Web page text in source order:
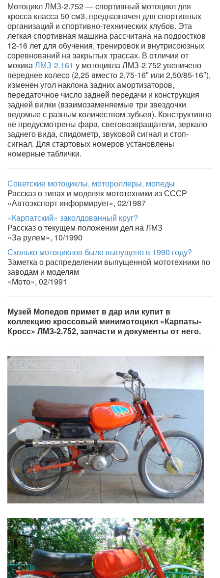
Мотоцикл ЛМЗ-2.752 — спортивный мотоцикл для
кросса класса 50 см3, предназначен для спортивных
организаций и спортивно-технических клубов. Эта
легкая спортивная машина рассчитана на подростков
12-16 лет для обучения, тренировок и внутрисоюзных
соревнований на закрытых трассах. В отличии от
мокикаЛМЗ-2.161 у мотоцикла ЛМЗ-2.752 увеличено
переднее колесо (2,25 вместо 2,75-16″ или 2,50/85-16″),
изменен угол наклона задних амортизаторов,
передаточное число задней передачи и конструкция
задней вилки (взаимозаменяемые три звездочки
ведомые с разным количеством зубьев). Конструктивно
не предусмотрены фара, световозвращатели, зеркало
заднего вида, спидометр, звуковой сигнал и стоп-
сигнал. Для стартовых номеров установлены
номерные таблички.
Советские мотоциклы, мотороллеры, мопеды
Рассказ о типах и моделях мототехники из СССР
«Автоэкспорт информирует», 02/1987
«Карпатский» заколдованный круг?
Рассказ о текущем положении дел на ЛМЗ
«За рулем», 10/1990
Сколько мотоциклов было выпущено в 1990 году?
Заметка о распределении выпущенной мототехники по
заводам и моделям
«Мото», 02/1991
Музей Мопедов примет в дар или купит в
коллекцию кроссовый минимотоцикл «Карпаты-
Кросс» ЛМЗ-2.752, запчасти и документы от него.